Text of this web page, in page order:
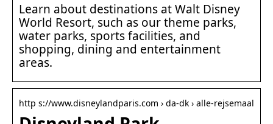
Learn about destinations at Walt Disney
World Resort, such as our theme parks,
water parks, sports facilities, and
shopping, dining and entertainment
areas.
http s://www.disneylandparis.com › da-dk › alle-rejsemaal